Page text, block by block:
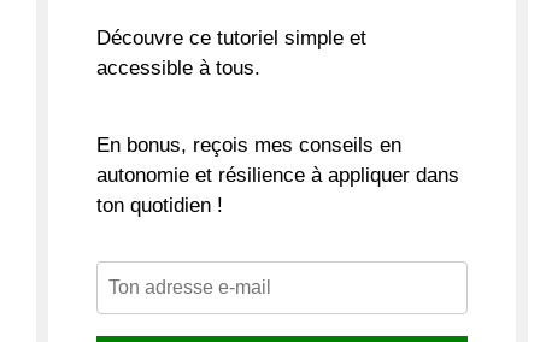
Découvre ce tutoriel simple et
accessible à tous.
En bonus, reçois mes conseils en
autonomie et résilience à appliquer dans
ton quotidien !